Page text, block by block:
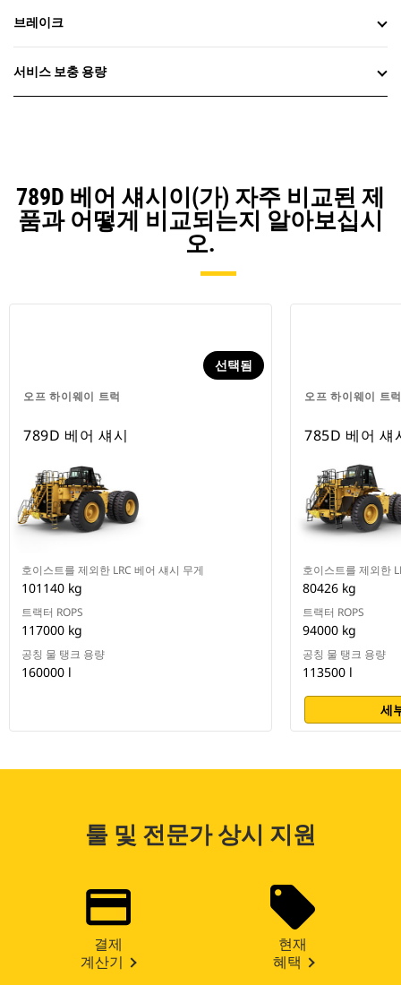
브레이크
서비스 보충 용량
789D 베어 섀시이(가) 자주 비교된 제
품과 어떻게 비교되는지 알아보십시
오.
오프 하이웨이 트럭
선택됨
789D 베어 섀시
호이스트를 제외한 LRC 베어 섀시 무게
101140 kg
트랙터 ROPS
117000 kg
공칭 물 탱크 용량
160000 l
오프 하이웨이 트
785D 베어 섀
호이스트를 제외한
80426 kg
트랙터 ROPS
94000 kg
공칭 물 탱크 용량
113500 l
세
툴 및 전문가 상시 지원
결제
계산기
현재
혜택